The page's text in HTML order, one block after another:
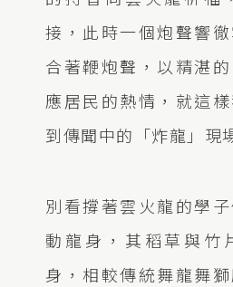
接，此時一個炮聲響
合著鞭炮聲，以精湛
應居民的熱情，就這
到傳聞中的「炸龍」現
別看撐著雲火龍的學
動龍身，其稻草與竹
身，相較傳統舞龍舞